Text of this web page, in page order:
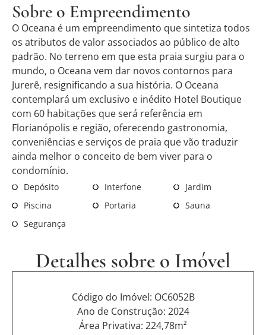
Sobre o Empreendimento
O Oceana é um empreendimento que sintetiza todos
os atributos de valor associados ao público de alto
padrão. No terreno em que esta praia surgiu para o
mundo, o Oceana vem dar novos contornos para
Jurerê, resignificando a sua história. O Oceana
contemplará um exclusivo e inédito Hotel Boutique
com 60 habitações que será referência em
Florianópolis e região, oferecendo gastronomia,
conveniências e serviços de praia que vão traduzir
ainda melhor o conceito de bem viver para o
condomínio.
Depósito Interfone
Jardim
Piscina
Portaria
Sauna
Segurança
Detalhes sobre o Imóvel
Código do Imóvel: OC6052B
Ano de Construção: 2024
Área Privativa: 224,78m²